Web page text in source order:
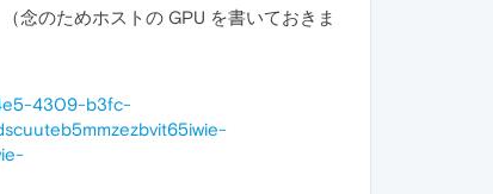
念のためホストの GPU を書いておきま
4309-b3fc-